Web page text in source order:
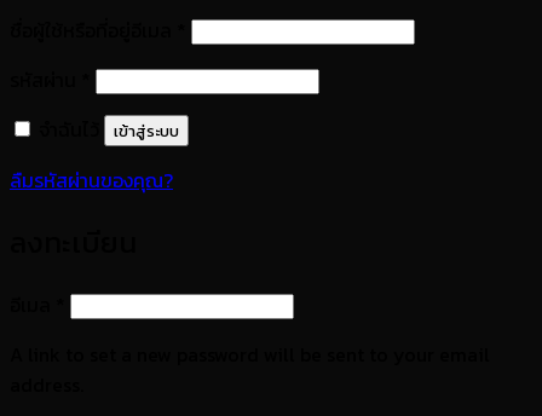
ต้องการ
ต้องการ
เข้าสู่ระบบ
ลืมรหัสผ่านของคุณ?
ต้องการ